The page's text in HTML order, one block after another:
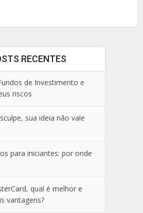
RECENTES
de Investimento e
riscos
sua ideia não vale
para iniciantes: por onde
qual é melhor e
vantagens?